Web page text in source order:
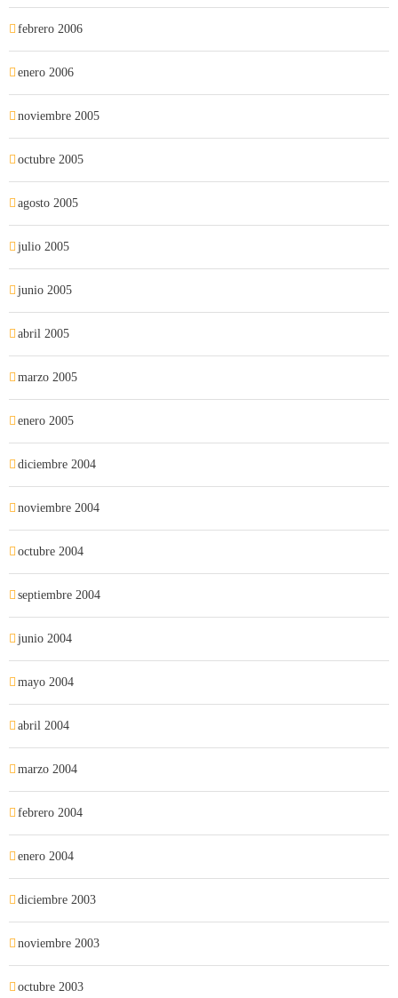
febrero 2006
enero 2006
noviembre 2005
octubre 2005
agosto 2005
julio 2005
junio 2005
abril 2005
marzo 2005
enero 2005
diciembre 2004
noviembre 2004
octubre 2004
septiembre 2004
junio 2004
mayo 2004
abril 2004
marzo 2004
febrero 2004
enero 2004
diciembre 2003
noviembre 2003
octubre 2003